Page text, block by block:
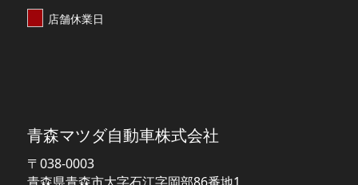
青森マツダ自動車株式会社
〒038-0003
店舗休業日